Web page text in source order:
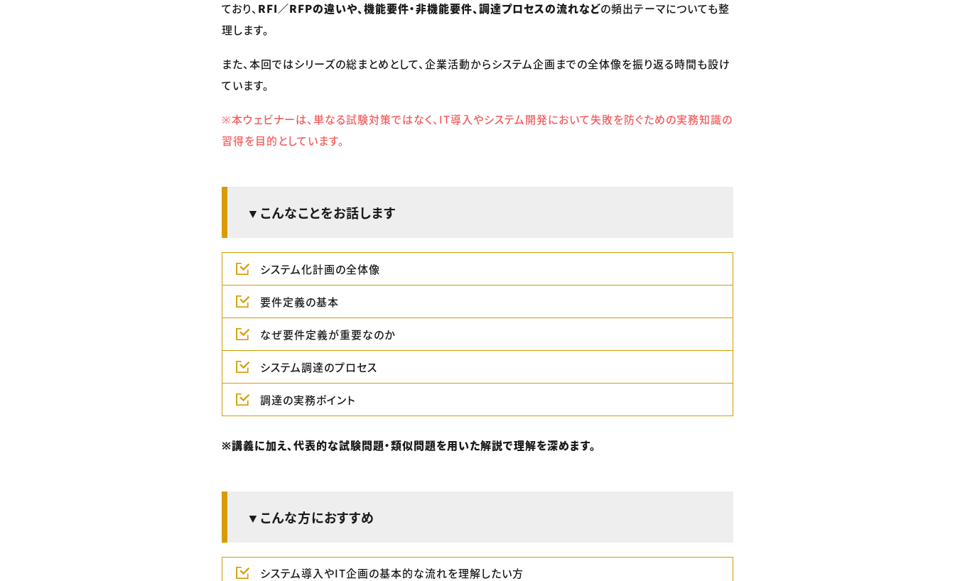
ており、 RFI／RFPの違いや、機能要件・非機能要件、調達プロセスの流れなどの頻出テーマについても整
理します。
また、本回ではシリーズの総まとめとして、企業活動からシステム企画までの全体像を振り返る時間も設け
ています。
※本ウェビナーは、単なる試験対策ではなく、IT導入やシステム開発において失敗を防ぐための実務知識の
習得を目的としています。
▼こんなことをお話します
システム化計画の全体像
要件定義の基本
なぜ要件定義が重要なのか
システム調達のプロセス
調達の実務ポイント
※講義に加え、代表的な試験問題・類似問題を用いた解説で理解を深めます。
▼こんな方におすすめ
システム導入やIT企画の基本的な流れを理解したい方